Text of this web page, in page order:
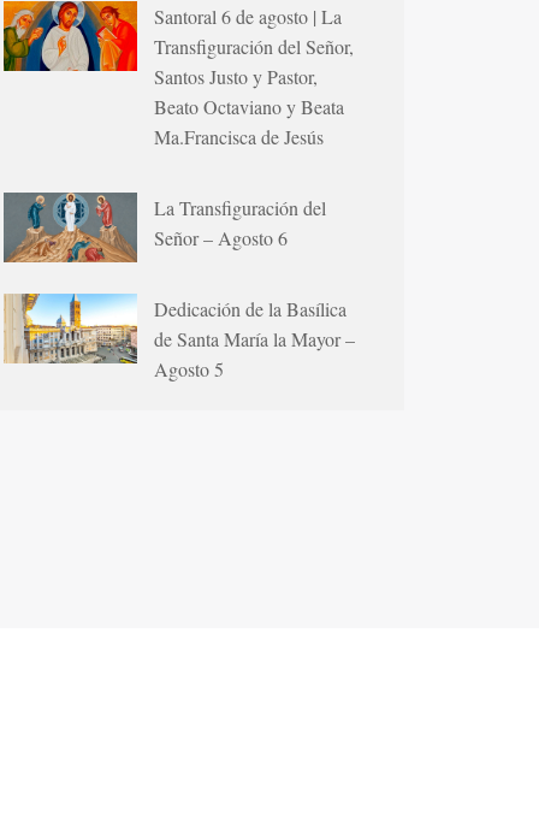
Santoral 6 de agosto | La
Transfiguración del Señor,
Santos Justo y Pastor,
Beato Octaviano y Beata
Ma.Francisca de Jesús
La Transfiguración del
Señor – Agosto 6
Dedicación de la Basílica
de Santa María la Mayor –
Agosto 5